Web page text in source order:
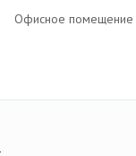
Офисное помещение